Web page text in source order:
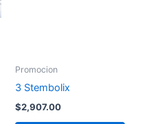
Promocion
3 Stembolix
$2,907.00